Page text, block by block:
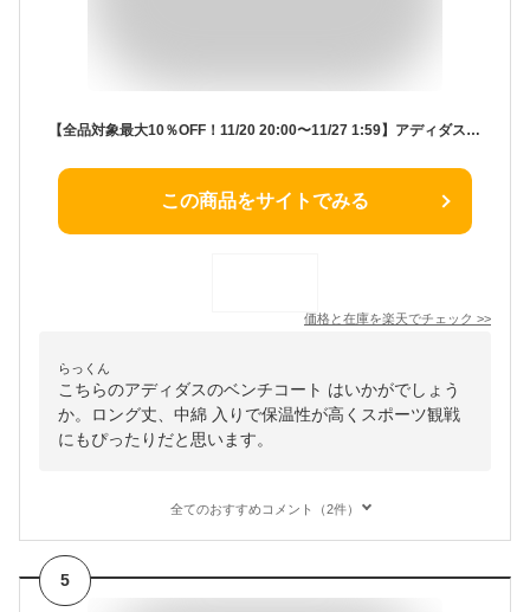
【全品対象最大10％OFF！11/20 20:00〜11/27 1:59】アディダス ベンチコート 中綿 レディース W スーパーロング パデッドコート KPX12-IM7960 adidas ロングコート ロング丈 保温 防寒 冬 暖かい スポーツ観戦
この商品をサイトでみる
価格と在庫を楽天でチェック >>
らっくん
こちらのアディダスのベンチコート はいかがでしょう
か。ロング丈、中綿 入りで保温性が高くスポーツ観戦
にもぴったりだと思います。
全てのおすすめコメント（2件）
5